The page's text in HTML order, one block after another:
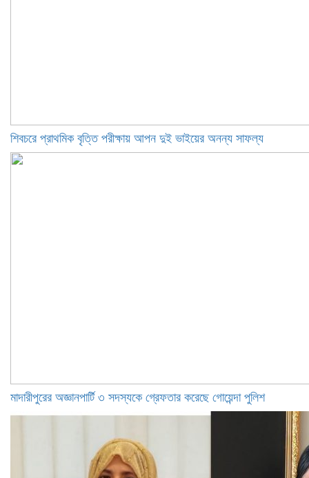
শিবচরে প্রাথমিক বৃত্তি পরীক্ষায় আপন দুই ভাইয়ের অনন্য সাফল্য
মাদারীপুরের অজ্ঞানপার্টি ৩ সদস্যকে গ্রেফতার করেছে গোয়েন্দা পুলিশ